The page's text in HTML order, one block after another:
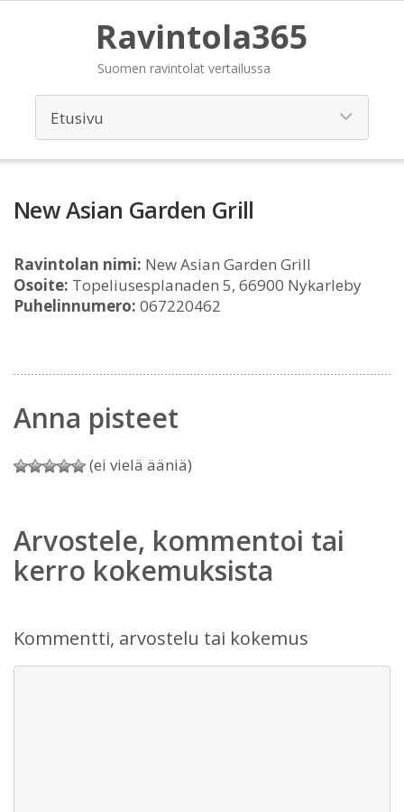
Ravintola365
Suomen ravintolat vertailussa
New Asian Garden Grill
Ravintolan nimi: New Asian Garden Grill
Osoite: Topeliusesplanaden 5, 66900 Nykarleby
Puhelinnumero: 067220462
Anna pisteet
(ei vielä ääniä)
Arvostele, kommentoi tai
kerro kokemuksista
Kommentti, arvostelu tai kokemus